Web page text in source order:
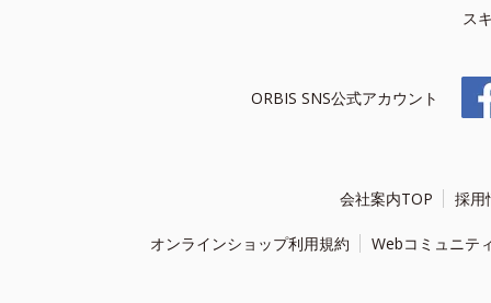
ス
ORBIS SNS公式アカウント
会社案内TOP 採用
オンラインショップ利用規約 Webコミュニテ